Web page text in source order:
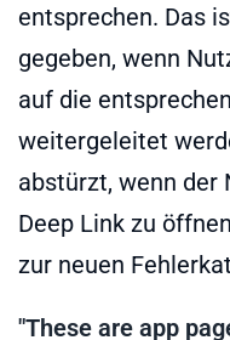
entsprechen. Das
gegeben, wenn
auf die
weitergeleitet
abstürzt, wenn der
Deep Link zu
zur neuen
"These are app